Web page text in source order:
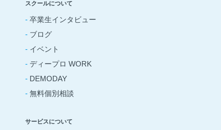
スクールについて
- 卒業生インタビュー
- ブログ
- イベント
- ディープロ WORK
- DEMODAY
- 無料個別相談
サービスについて